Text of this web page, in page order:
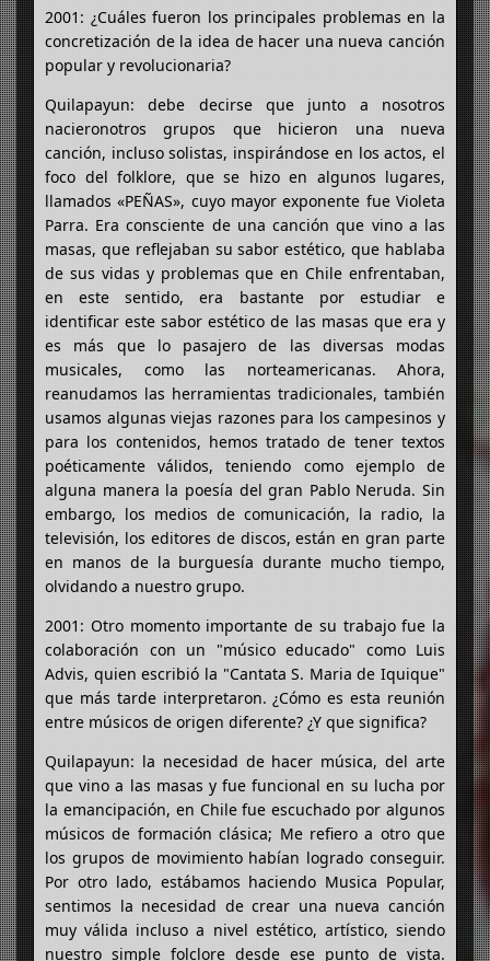
2001: ¿Cuáles fueron los principales problemas en la
concretización de la idea de hacer una nueva canción
popular y revolucionaria?
Quilapayun: debe decirse que junto a nosotros
nacieronotros grupos que hicieron una nueva
canción, incluso solistas, inspirándose en los actos, el
foco del folklore, que se hizo en algunos lugares,
llamados «PEÑAS», cuyo mayor exponente fue Violeta
Parra. Era consciente de una canción que vino a las
masas, que reflejaban su sabor estético, que hablaba
de sus vidas y problemas que en Chile enfrentaban,
en este sentido, era bastante por estudiar e
identificar este sabor estético de las masas que era y
es más que lo pasajero de las diversas modas
musicales, como las norteamericanas. Ahora,
reanudamos las herramientas tradicionales, también
usamos algunas viejas razones para los campesinos y
para los contenidos, hemos tratado de tener textos
poéticamente válidos, teniendo como ejemplo de
alguna manera la poesía del gran Pablo Neruda. Sin
embargo, los medios de comunicación, la radio, la
televisión, los editores de discos, están en gran parte
en manos de la burguesía durante mucho tiempo,
olvidando a nuestro grupo.
2001: Otro momento importante de su trabajo fue la
colaboración con un "músico educado" como Luis
Advis, quien escribió la "Cantata S. Maria de Iquique"
que más tarde interpretaron. ¿Cómo es esta reunión
entre músicos de origen diferente? ¿Y que significa?
Quilapayun: la necesidad de hacer música, del arte
que vino a las masas y fue funcional en su lucha por
la emancipación, en Chile fue escuchado por algunos
músicos de formación clásica; Me refiero a otro que
los grupos de movimiento habían logrado conseguir.
Por otro lado, estábamos haciendo Musica Popular,
sentimos la necesidad de crear una nueva canción
muy válida incluso a nivel estético, artístico, siendo
nuestro simple folclore desde ese punto de vista.